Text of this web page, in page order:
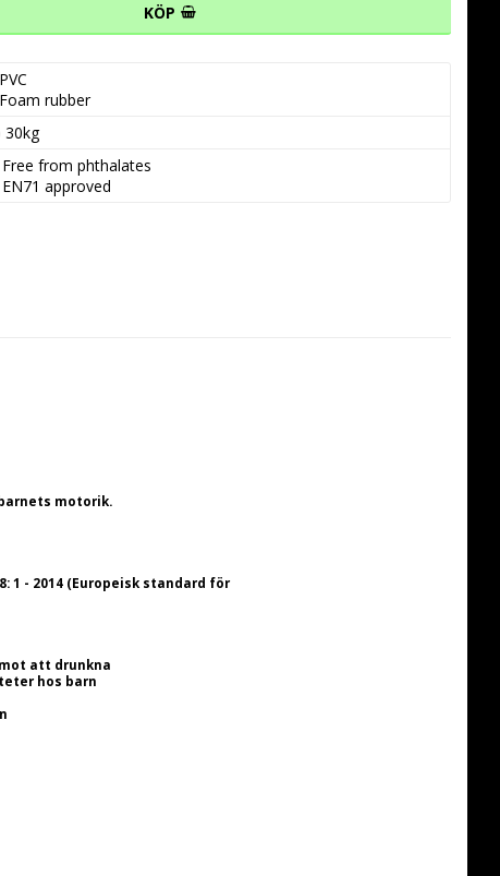
KÖP
PVC
Foam rubber
30kg
Free from phthalates
EN71 approved
motorik.
1 - 2014 (Europeisk standard för
att drunkna
hos barn